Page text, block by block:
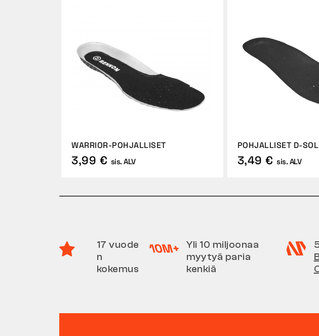
WARRIOR-POHJALLISET
3,99 € sis. ALV
POHJALLISET D-
3,49 € sis. ALV
17 vuode
n
kokemus
Yli 10 miljoonaa
myytyä paria
kenkiä